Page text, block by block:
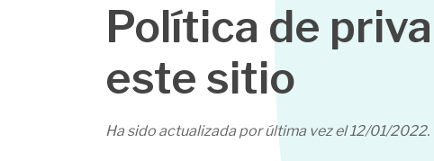
Política de
este sitio
Ha sido actualizada por última vez el 12/01/2022.